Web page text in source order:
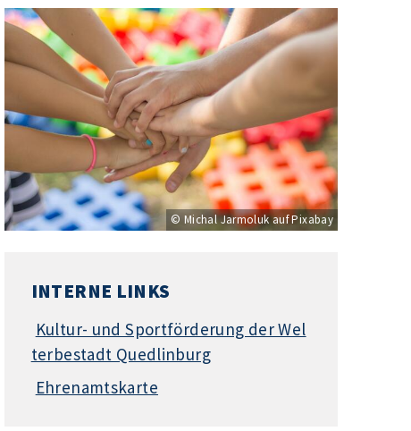
© Michal Jarmoluk auf Pixabay
INTERNE LINKS
Kultur- und Sportförderung der Wel
terbestadt Quedlinburg
Ehrenamtskarte